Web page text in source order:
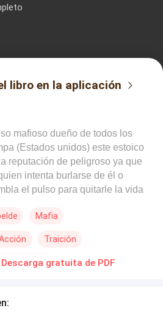
libro en la aplicación
mafioso dueño de todos los
(Estados unidos) este estoico
reputación de peligroso ya que
intenta burlarse de él o
el pulso para quitarle la vida
aunque la principal de todos
museo para la construcción de un
esta chica le pone las cosas
dejaba influenciar por ella. Lión
Mafia
Traición
gratuita de PDF